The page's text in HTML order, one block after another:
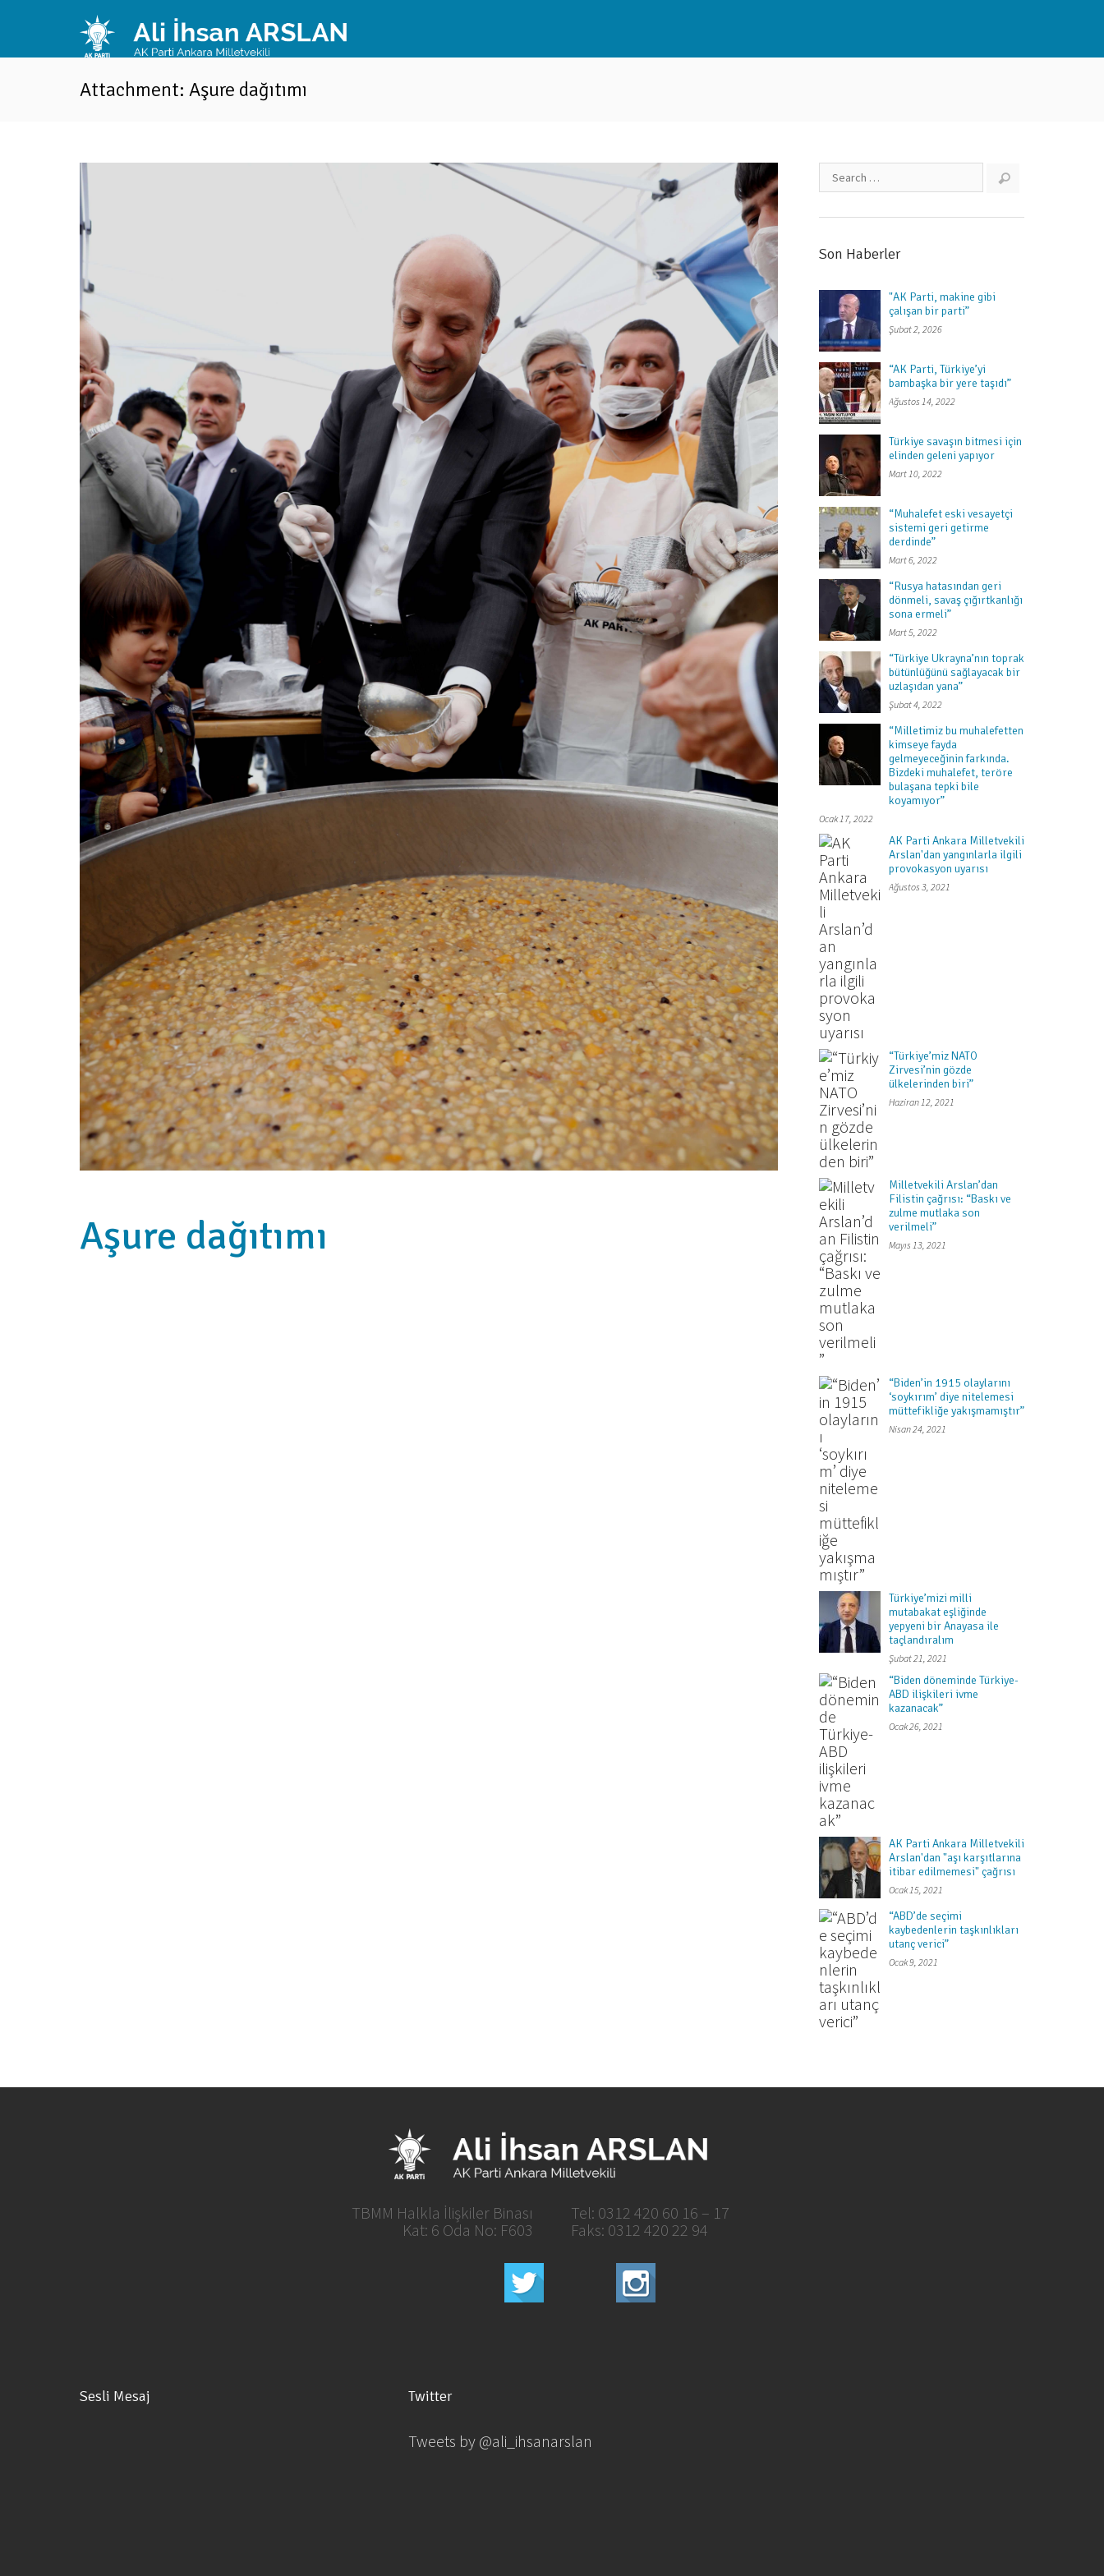
Attachment: Aşure dağıtımı
Aşure dağıtımı
Son Haberler
"AK Parti, makine gibi
çalışan bir parti”
Şubat 2, 2026
“AK Parti, Türkiye’yi
bambaşka bir yere taşıdı”
Ağustos 14, 2022
Türkiye savaşın bitmesi için
elinden geleni yapıyor
Mart 10, 2022
“Muhalefet eski vesayetçi
sistemi geri getirme
derdinde”
Mart 6, 2022
“Rusya hatasından geri
dönmeli, savaş çığırtkanlığı
sona ermeli”
Mart 5, 2022
“Türkiye Ukrayna’nın toprak
bütünlüğünü sağlayacak bir
uzlaşıdan yana”
Şubat 4, 2022
“Milletimiz bu muhalefetten
kimseye fayda
gelmeyeceğinin farkında.
Bizdeki muhalefet, teröre
bulaşana tepki bile
koyamıyor”
Ocak 17, 2022
AK Parti Ankara Milletvekili
Arslan'dan yangınlarla ilgili
provokasyon uyarısı
Ağustos 3, 2021
“Türkiye’miz NATO
Zirvesi’nin gözde
ülkelerinden biri”
Haziran 12, 2021
Milletvekili Arslan’dan
Filistin çağrısı: “Baskı ve
zulme mutlaka son
verilmeli”
Mayıs 13, 2021
“Biden’in 1915 olaylarını
‘soykırım’ diye nitelemesi
müttefikliğe yakışmamıştır”
Nisan 24, 2021
Türkiye’mizi milli
mutabakat eşliğinde
yepyeni bir Anayasa ile
taçlandıralım
Şubat 21, 2021
“Biden döneminde Türkiye-
ABD ilişkileri ivme
kazanacak”
Ocak 26, 2021
AK Parti Ankara Milletvekili
Arslan'dan "aşı karşıtlarına
itibar edilmemesi" çağrısı
Ocak 15, 2021
“ABD’de seçimi
kaybedenlerin taşkınlıkları
utanç verici”
Ocak 9, 2021
Tel: 0312 420 60 16 – 17
Faks: 0312 420 22 94
TBMM Halkla İlişkiler Binası
Kat: 6 Oda No: F603
Sesli Mesaj Twitter
Tweets by @ali_ihsanarslan